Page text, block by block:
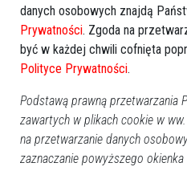
sierpień 2026
Pn
Wt Śr Cz Pt
27
28 29
3
10
11 12 13 14
17
18 19 20 21
24
25 26 27 28
danych osobowych znajdą
Prywatności. Zgoda na
być w każdej chwili cofnięta
Polityce Prywatności.
Podstawą prawną przetwarzania
zawartych w plikach cookie w
na przetwarzanie danych
zaznaczanie powyższego